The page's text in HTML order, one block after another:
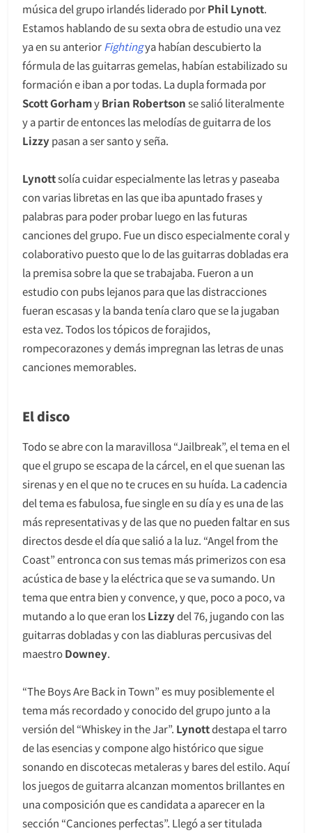
música del grupo irlandés liderado porPhil Lynott.
Estamos hablando de su sexta obra de estudio una vez
ya en su anterior Fightingya habían descubierto la
fórmula de las guitarras gemelas, habían estabilizado su
formación e iban a por todas. La dupla formada por
Scott GorhamyBrian Robertsonse salió literalmente
y a partir de entonces las melodías de guitarra de los
Lizzypasan a ser santo y seña.
Lynottsolía cuidar especialmente las letras y paseaba
con varias libretas en las que iba apuntado frases y
palabras para poder probar luego en las futuras
canciones del grupo. Fue un disco especialmente coral y
colaborativo puesto que lo de las guitarras dobladas era
la premisa sobre la que se trabajaba. Fueron a un
estudio con pubs lejanos para que las distracciones
fueran escasas y la banda tenía claro que se la jugaban
esta vez. Todos los tópicos de forajidos,
rompecorazones y demás impregnan las letras de unas
canciones memorables.
El disco
Todo se abre con la maravillosa “Jailbreak”, el tema en el
que el grupo se escapa de la cárcel, en el que suenan las
sirenas y en el que no te cruces en su huída. La cadencia
del tema es fabulosa, fue single en su día y es una de las
más representativas y de las que no pueden faltar en sus
directos desde el día que salió a la luz. “Angel from the
Coast” entronca con sus temas más primerizos con esa
acústica de base y la eléctrica que se va sumando. Un
tema que entra bien y convence, y que, poco a poco, va
mutando a lo que eran losLizzydel 76, jugando con las
guitarras dobladas y con las diabluras percusivas del
maestroDowney.
“The Boys Are Back in Town” es muy posiblemente el
tema más recordado y conocido del grupo junto a la
versión del “Whiskey in the Jar”. Lynottdestapa el tarro
de las esencias y compone algo histórico que sigue
sonando en discotecas metaleras y bares del estilo. Aquí
los juegos de guitarra alcanzan momentos brillantes en
una composición que es candidata a aparecer en la
sección “Canciones perfectas”. Llegó a ser titulada